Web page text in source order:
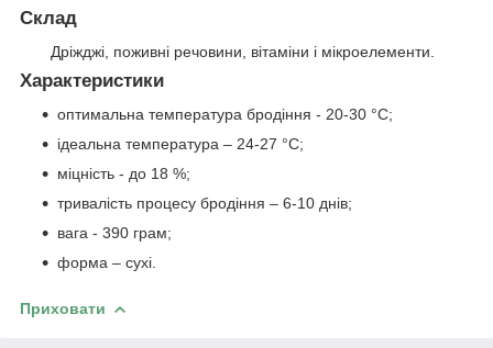
Склад
Дріжджі, поживні речовини, вітаміни і мікроелементи.
Характеристики
оптимальна температура бродіння - 20-30 °C;
ідеальна температура – 24-27 °C;
міцність - до 18 %;
тривалість процесу бродіння – 6-10 днів;
вага - 390 грам;
форма – сухі.
Приховати